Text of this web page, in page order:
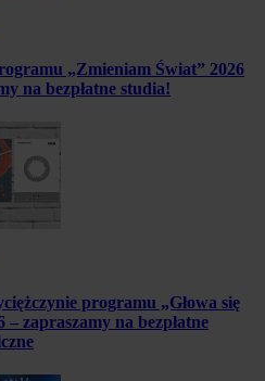
„Zmieniam Świat” 2026
na bezpłatne studia!
programu „Głowa się
– zapraszamy na bezpłatne